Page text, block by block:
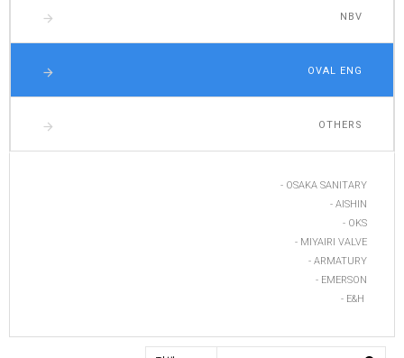
NBV
arrow_forward
OVAL ENG
arrow_forward
OTHERS
arrow_forward
- OSAKA SANITARY
- AISHIN
- OKS
- MIYAIRI VALVE
- ARMATURY
- EMERSON
- E&H